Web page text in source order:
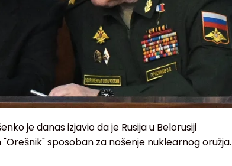
je danas izjavio da je Rusija u Belorusiji
sposoban za nošenje nuklearnog oružja.